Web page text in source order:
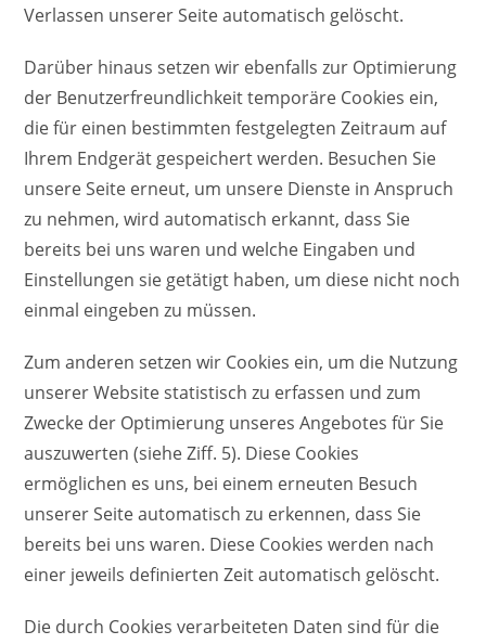
Verlassen unserer Seite automatisch gelöscht.
Darüber hinaus setzen wir ebenfalls zur Optimierung
der Benutzerfreundlichkeit temporäre Cookies ein,
die für einen bestimmten festgelegten Zeitraum auf
Ihrem Endgerät gespeichert werden. Besuchen Sie
unsere Seite erneut, um unsere Dienste in Anspruch
zu nehmen, wird automatisch erkannt, dass Sie
bereits bei uns waren und welche Eingaben und
Einstellungen sie getätigt haben, um diese nicht noch
einmal eingeben zu müssen.
Zum anderen setzen wir Cookies ein, um die Nutzung
unserer Website statistisch zu erfassen und zum
Zwecke der Optimierung unseres Angebotes für Sie
auszuwerten (siehe Ziff. 5). Diese Cookies
ermöglichen es uns, bei einem erneuten Besuch
unserer Seite automatisch zu erkennen, dass Sie
bereits bei uns waren. Diese Cookies werden nach
einer jeweils definierten Zeit automatisch gelöscht.
Die durch Cookies verarbeiteten Daten sind für die